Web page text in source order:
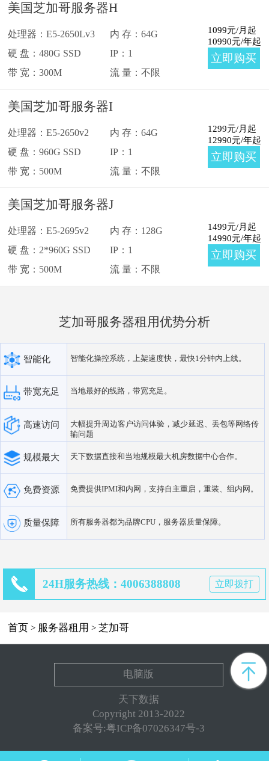
美国芝加哥服务器H
处理器：E5-2650Lv3
硬 盘：480G SSD
带 宽：300M
内 存：64G
IP：1
流 量：不限
1099元/月起
10990元/年起
立即购买
美国芝加哥服务器I
处理器：E5-2650v2
硬 盘：960G SSD
带 宽：500M
内 存：64G
IP：1
流 量：不限
1299元/月起
12990元/年起
立即购买
美国芝加哥服务器J
处理器：E5-2695v2
硬 盘：2*960G SSD
带 宽：500M
内 存：128G
IP：1
流 量：不限
1499元/月起
14990元/年起
立即购买
芝加哥服务器租用优势分析
智能化 智能化操控系统，上架速度快，最快1分钟内上线。
带宽充足 当地最好的线路，带宽充足。
高速访问
大幅提升周边客户访问体验，减少延迟、丢包等网络传
输问题
规模最大 天下数据直接和当地规模最大机房数据中心合作。
免费资源 免费提供IPMI和内网，支持自主重启，重装、组内网。
质量保障 所有服务器都为品牌CPU，服务器质量保障。
24H服务热线：4006388808 立即拨打
首页 > 服务器租用 >芝加哥
电脑版
天下数据
Copyright 2013-2022
备案号:粤ICP备07026347号-3